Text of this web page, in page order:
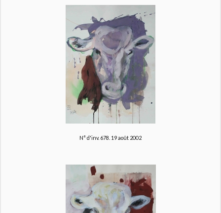
N° d'inv. 678. 19 août 2002